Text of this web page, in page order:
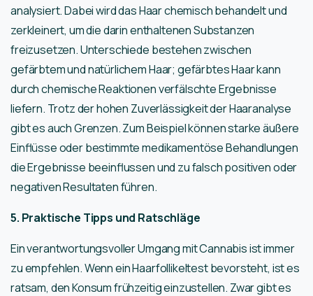
analysiert. Dabei wird das Haar chemisch behandelt und
zerkleinert, um die darin enthaltenen Substanzen
freizusetzen. Unterschiede bestehen zwischen
gefärbtem und natürlichem Haar; gefärbtes Haar kann
durch chemische Reaktionen verfälschte Ergebnisse
liefern. Trotz der hohen Zuverlässigkeit der Haaranalyse
gibt es auch Grenzen. Zum Beispiel können starke äußere
Einflüsse oder bestimmte medikamentöse Behandlungen
die Ergebnisse beeinflussen und zu falsch positiven oder
negativen Resultaten führen.
5. Praktische Tipps und Ratschläge
Ein verantwortungsvoller Umgang mit Cannabis ist immer
zu empfehlen. Wenn ein Haarfollikeltest bevorsteht, ist es
ratsam, den Konsum frühzeitig einzustellen. Zwar gibt es